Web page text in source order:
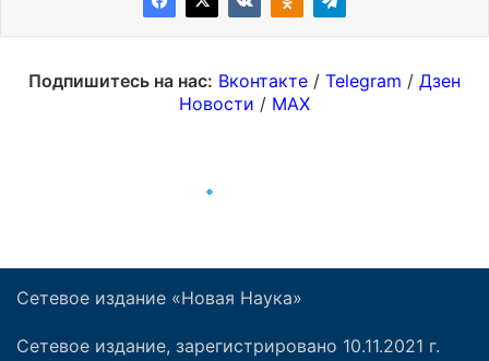
Сетевое издание «Новая Наука»
Сетевое издание, зарегистрировано 10.11.2021 г.